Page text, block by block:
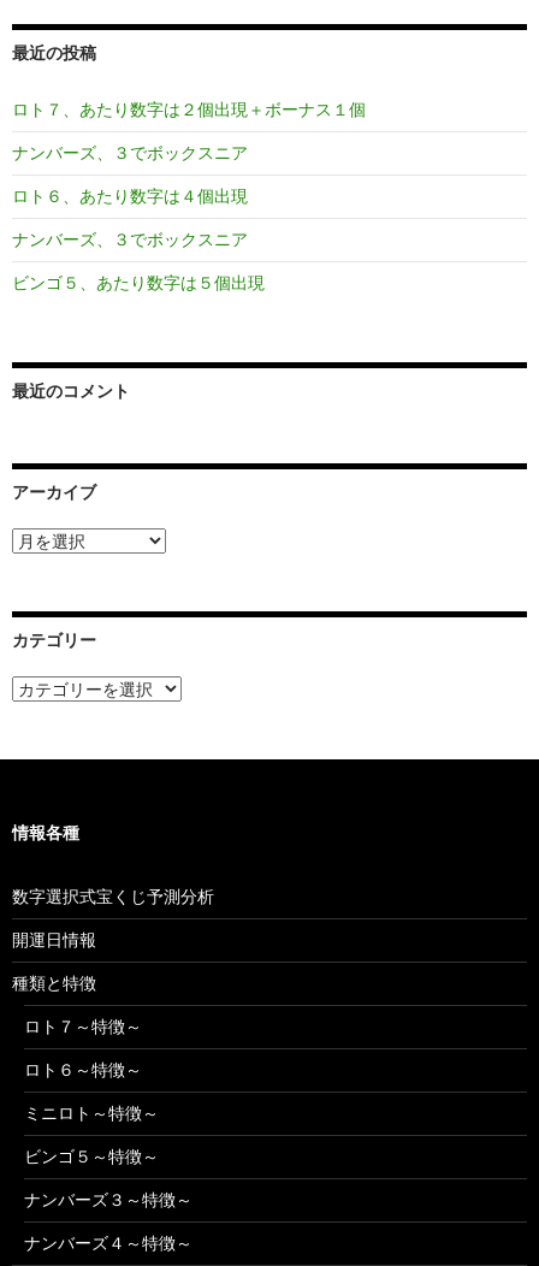
最近の投稿
ロト７、あたり数字は２個出現＋ボーナス１個
ナンバーズ、３でボックスニア
ロト６、あたり数字は４個出現
ナンバーズ、３でボックスニア
ビンゴ５、あたり数字は５個出現
最近のコメント
アーカイブ
ア
ー
ブ
カテゴリー
カ
テ
情報各種
数字選択式宝くじ予測分析
開運日情報
種類と特徴
ロト７～特徴～
ロト６～特徴～
ミニロト～特徴～
ビンゴ５～特徴～
ナンバーズ３～特徴～
ナンバーズ４～特徴～